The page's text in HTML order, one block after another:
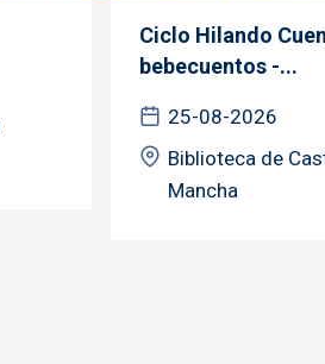
Ciclo Hilando
bebecuentos -...
25-08-2026
Biblioteca de
Mancha